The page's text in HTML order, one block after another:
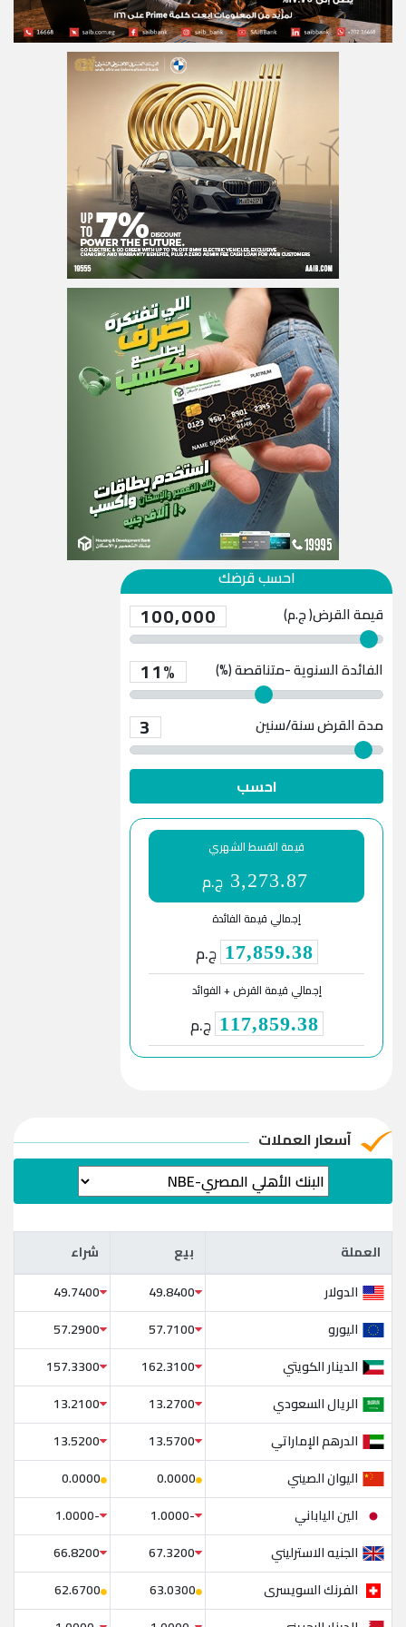
احسب قرضك
قيمة القرض( ج.م) 100,000
الفائدة السنوية -متناقصة (%) 11%
مدة القرض 3 سنة/سنين
احسب
قيمة القسط الشهري
3,273.87 ج.م
إجمالي قيمة الفائدة
17,859.38 ج.م
إجمالي قيمة القرض + الفوائد
117,859.38 ج.م
آسعار العملات
العملة بيع شراء العملة بيع
شراء
الدولار
49.8400
49.7400
اليورو
57.7100
57.2900
الدينار الكويتي
162.3100
157.3300
الريال السعودي
13.2700
13.2100
الدرهم الإماراتي
13.5700
13.5200
اليوان الصيني
0.0000
0.0000
الين الياباني
-1.0000
-1.0000
الجنيه الاسترليني
67.3200
66.8200
الفرنك السويسرى
63.0300
62.6700